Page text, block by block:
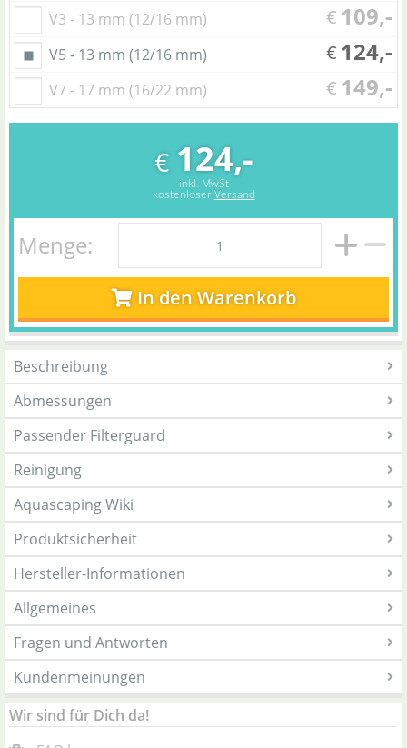
V3 - 13 mm (12/16 mm)
€ 109,-
V5 - 13 mm (12/16 mm) € 124,-
V7 - 17 mm (16/22 mm) € 149,-
€ 124,-
inkl. MwSt
kostenloserVersand
Menge:
In den Warenkorb
Beschreibung
Abmessungen
Passender Filterguard
Reinigung
Aquascaping Wiki
Produktsicherheit
Hersteller-Informationen
Allgemeines
Fragen und Antworten
Kundenmeinungen
Wir sind für Dich da!